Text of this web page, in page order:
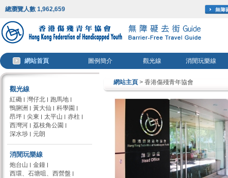
總瀏覽人數 1,962,659
網站首頁 圖例簡介 觀光線 消閒玩樂線
觀光線
紅磡 灣仔北
跑馬地
鴨脷洲
黃大仙
科學園
昂坪
尖東 太平山
赤柱
西灣河
荔枝角公園
深水埗
元朗
消閒玩樂線
炮台山
金鐘
西環、石塘咀、西營盤
網站主頁 > 香港傷殘青年協會